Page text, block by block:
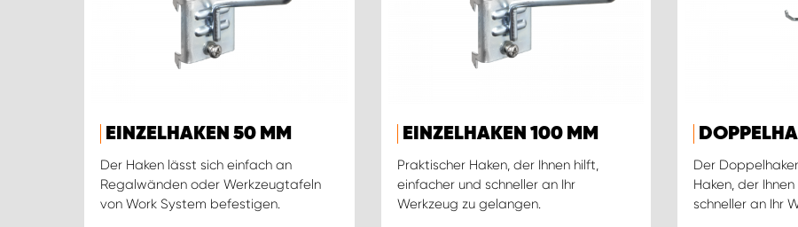
EINZELHAKEN 50 MM
Der Haken lässt sich einfach an
Regalwänden oder Werkzeugtafeln
von Work System befestigen.
EINZELHAKEN 100 MM
Praktischer Haken, der Ihnen hilft,
einfacher und schneller an Ihr
Werkzeug zu gelangen.
Der
Haken, der
schneller an Ihr